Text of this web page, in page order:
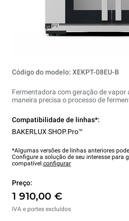
Código do modelo: XEKPT-08EU-B
Fermentadora com geração de vapor
maneira precisa o processo de
Compatibilidade de linhas*:
BAKERLUX SHOP.Pro™
*Algumas versões de linhas anteriores
Configure a solução de seu interesse para
compatível.configurar
Preço:
1 910,00 €
IVA e portes excluídos